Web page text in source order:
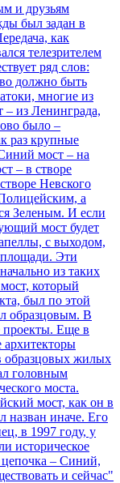
и друзьям
был задан в
как
телезрителем
ряд слов:
должно быть
многие из
– из Ленинграда,
было –
раз крупные
мост – на
– в створе
Невского
а
Зеленым. И если
мост будет
с выходом,
Эти
из таких
который
был по этой
образцовым. В
проекты. Еще в
архитекторы
образцовых жилых
головным
моста.
мост, как он в
назван иначе. Его
в 1997 году, у
историческое
цепочка – Синий,
и сейчас"